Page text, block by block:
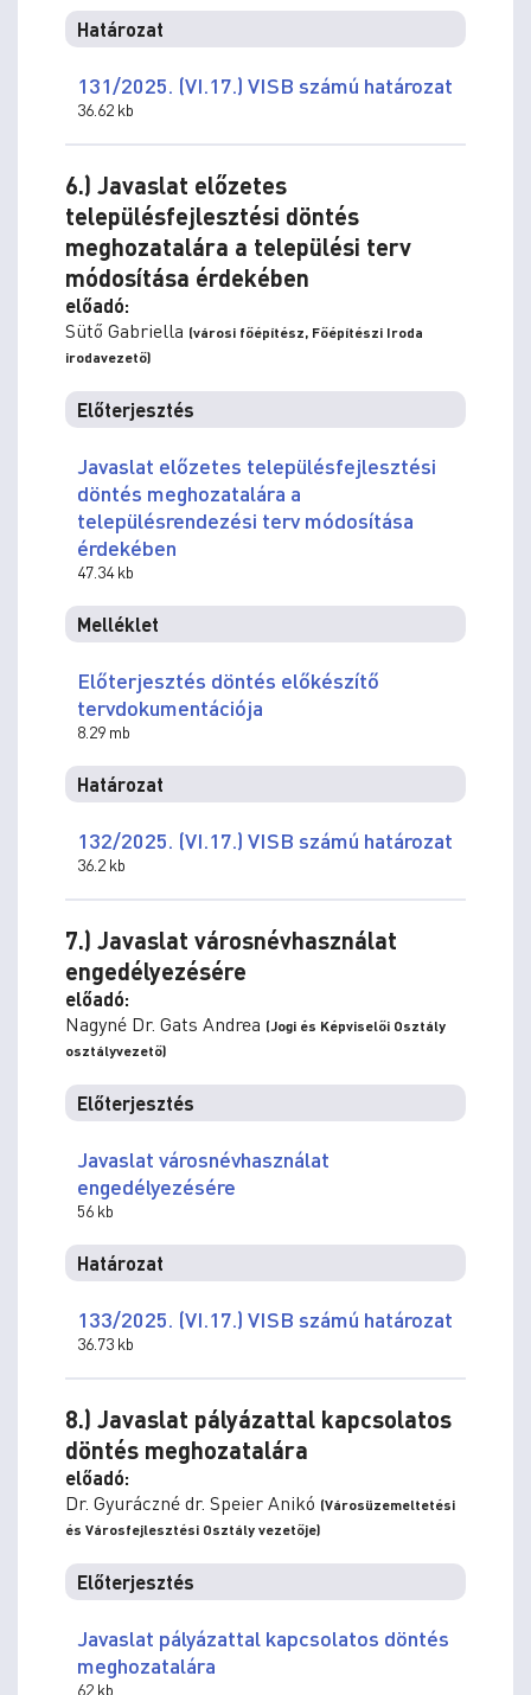
Határozat
131/2025. (VI.17.) VISB számú határozat
36.62 kb
6.) Javaslat előzetes
településfejlesztési döntés
meghozatalára a települési terv
módosítása érdekében
előadó:
Sütő Gabriella (városi főépítész, Főépítészi Iroda
irodavezető)
Előterjesztés
Javaslat előzetes településfejlesztési
döntés meghozatalára a
településrendezési terv módosítása
érdekében
47.34 kb
Melléklet
Előterjesztés döntés előkészítő
tervdokumentációja
8.29 mb
Határozat
132/2025. (VI.17.) VISB számú határozat
36.2 kb
7.) Javaslat városnévhasználat
engedélyezésére
előadó:
Nagyné Dr. Gats Andrea (Jogi és Képviselői Osztály
osztályvezető)
Előterjesztés
Javaslat városnévhasználat
engedélyezésére
56 kb
Határozat
133/2025. (VI.17.) VISB számú határozat
36.73 kb
8.) Javaslat pályázattal kapcsolatos
döntés meghozatalára
előadó:
Dr. Gyuráczné dr. Speier Anikó (Városüzemeltetési
és Városfejlesztési Osztály vezetője)
Előterjesztés
Javaslat pályázattal kapcsolatos döntés
meghozatalára
62 kb